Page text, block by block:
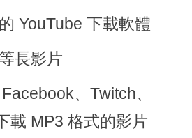
YouTube 下載軟體
長影片
、Twitch、
載 MP3 格式的影片